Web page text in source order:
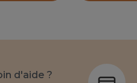
d'aide ?